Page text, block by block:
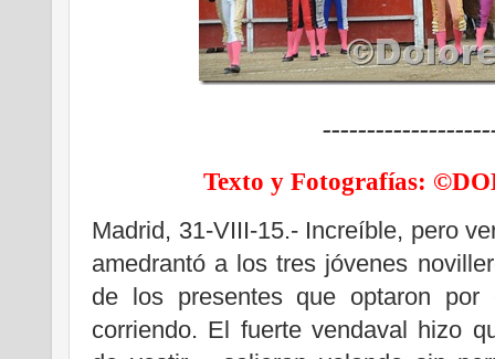
Texto y Fotografías:
Madrid, 31-VIII-15.- Increíble, pero
amedrantó a los tres jóvenes
de los presentes que optaron por
corriendo. El fuerte vendaval hizo